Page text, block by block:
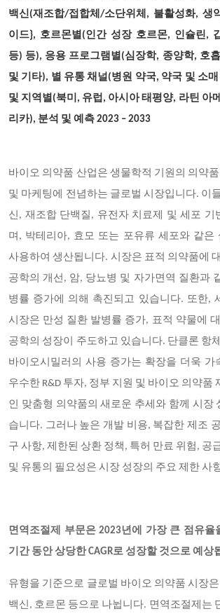
백신(재조합/접합체/소단위체, 불활성화, 생
이드}, 호르몬별(인간 성장 호르몬, 인슐린,
등) 등), 응용 프로그램별(심장학, 종양학, 호
및 기타), 별 유통 채널(병원 약국, 약국 및 소
및 지역별(북미, 유럽, 아시아 태평양, 라틴 아
리카), 분석 및 예측 2023 – 2033
바이오 의약품 산업은 생물학적 기원의 의약
및 마케팅에 전념하는 글로벌 시장입니다. 이
신, 재조합 단백질, 유전자 치료제 및 세포 기
며, 박테리아, 효모 또는 포유류 세포와 같은
사용하여 생산됩니다. 시장은 표적 의약품에
공학의 개선, 암, 당뇨병 및 자가면역 질환과
병률 증가에 의해 촉진되고 있습니다. 또한,
시장은 만성 질환 발병률 증가, 표적 약물에
공학의 성장이 주도하고 있습니다. 단클론 항
바이오시밀러의 사용 증가는 확장을 더욱 가
우수한 R&D 투자, 정부 지원 및 바이오 의약품
인 맞춤형 의약품의 새로운 추세와 함께 시장
습니다. 그러나 높은 개발 비용, 복잡한 제조
구 사항, 제한된 상환 정책, 특허 만료 위험, 공
및 유통의 필요성은 시장 성장의 주요 제한 사
면역조절제 부문은 2023년에 가장 큰 점유율
기간 동안 상당한 CAGR로 성장할 것으로 예상
유형을 기준으로 글로벌 바이오 의약품 시장
백신, 호르몬 등으로 나뉩니다. 면역조절제는